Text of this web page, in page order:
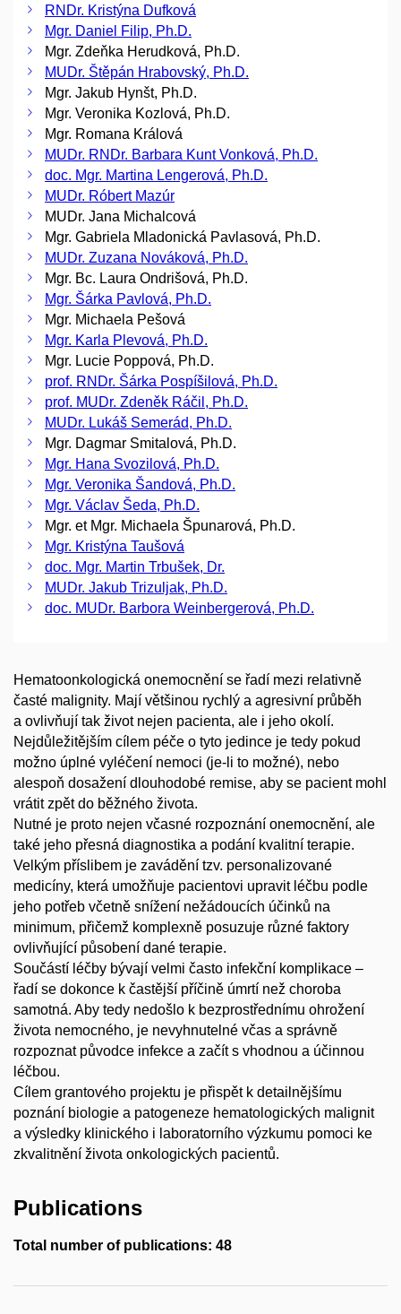
RNDr. Kristýna Dufková
Mgr. Daniel Filip, Ph.D.
Mgr. Zdeňka Herudková, Ph.D.
MUDr. Štěpán Hrabovský, Ph.D.
Mgr. Jakub Hynšt, Ph.D.
Mgr. Veronika Kozlová, Ph.D.
Mgr. Romana Králová
MUDr. RNDr. Barbara Kunt Vonková, Ph.D.
doc. Mgr. Martina Lengerová, Ph.D.
MUDr. Róbert Mazúr
MUDr. Jana Michalcová
Mgr. Gabriela Mladonická Pavlasová, Ph.D.
MUDr. Zuzana Nováková, Ph.D.
Mgr. Bc. Laura Ondrišová, Ph.D.
Mgr. Šárka Pavlová, Ph.D.
Mgr. Michaela Pešová
Mgr. Karla Plevová, Ph.D.
Mgr. Lucie Poppová, Ph.D.
prof. RNDr. Šárka Pospíšilová, Ph.D.
prof. MUDr. Zdeněk Ráčil, Ph.D.
MUDr. Lukáš Semerád, Ph.D.
Mgr. Dagmar Smitalová, Ph.D.
Mgr. Hana Svozilová, Ph.D.
Mgr. Veronika Šandová, Ph.D.
Mgr. Václav Šeda, Ph.D.
Mgr. et Mgr. Michaela Špunarová, Ph.D.
Mgr. Kristýna Taušová
doc. Mgr. Martin Trbušek, Dr.
MUDr. Jakub Trizuljak, Ph.D.
doc. MUDr. Barbora Weinbergerová, Ph.D.
Hematoonkologická onemocnění se řadí mezi relativně
časté malignity. Mají většinou rychlý a agresivní průběh
a ovlivňují tak život nejen pacienta, ale i jeho okolí.
Nejdůležitějším cílem péče o tyto jedince je tedy pokud
možno úplné vyléčení nemoci (je-li to možné), nebo
alespoň dosažení dlouhodobé remise, aby se pacient mohl
vrátit zpět do běžného života.
Nutné je proto nejen včasné rozpoznání onemocnění, ale
také jeho přesná diagnostika a podání kvalitní terapie.
Velkým příslibem je zavádění tzv. personalizované
medicíny, která umožňuje pacientovi upravit léčbu podle
jeho potřeb včetně snížení nežádoucích účinků na
minimum, přičemž komplexně posuzuje různé faktory
ovlivňující působení dané terapie.
Součástí léčby bývají velmi často infekční komplikace –
řadí se dokonce k častější příčině úmrtí než choroba
samotná. Aby tedy nedošlo k bezprostřednímu ohrožení
života nemocného, je nevyhnutelné včas a správně
rozpoznat původce infekce a začít s vhodnou a účinnou
léčbou.
Cílem grantového projektu je přispět k detailnějšímu
poznání biologie a patogeneze hematologických malignit
a výsledky klinického i laboratorního výzkumu pomoci ke
zkvalitnění života onkologických pacientů.
Publications
Total number of publications: 48